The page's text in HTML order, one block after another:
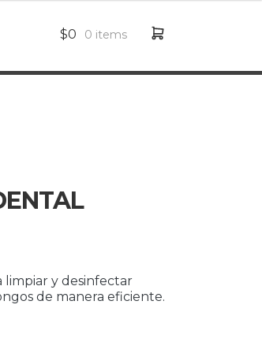
$0 0 items
y desinfectar
de manera eficiente.